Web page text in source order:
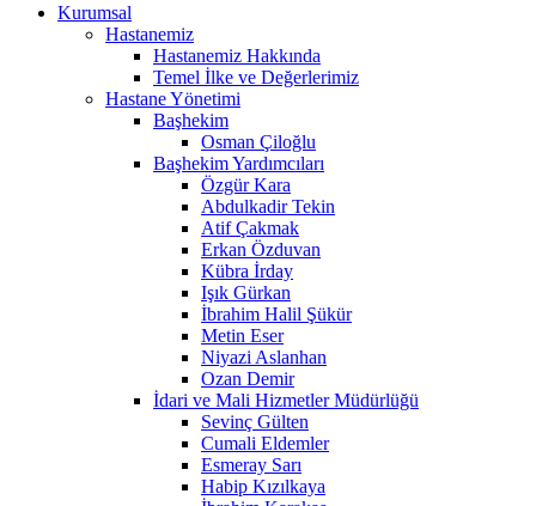
Kurumsal
Hastanemiz
Hastanemiz Hakkında
Temel İlke ve Değerlerimiz
Hastane Yönetimi
Başhekim
Osman Çiloğlu
Başhekim Yardımcıları
Özgür Kara
Abdulkadir Tekin
Atif Çakmak
Erkan Özduvan
Kübra İrday
Işık Gürkan
İbrahim Halil Şükür
Metin Eser
Niyazi Aslanhan
Ozan Demir
İdari ve Mali Hizmetler Müdürlüğü
Sevinç Gülten
Cumali Eldemler
Esmeray Sarı
Habip Kızılkaya